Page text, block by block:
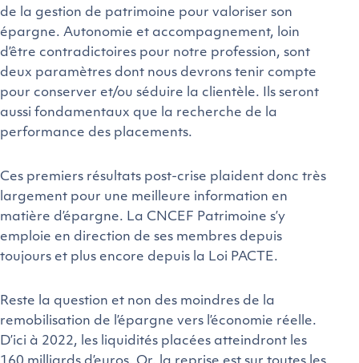
de la gestion de patrimoine pour valoriser son
épargne. Autonomie et accompagnement, loin
d’être contradictoires pour notre profession, sont
deux paramètres dont nous devrons tenir compte
pour conserver et/ou séduire la clientèle. Ils seront
aussi fondamentaux que la recherche de la
performance des placements.
Ces premiers résultats post-crise plaident donc très
largement pour une meilleure information en
matière d’épargne. La CNCEF Patrimoine s’y
emploie en direction de ses membres depuis
toujours et plus encore depuis la Loi PACTE.
Reste la question et non des moindres de la
remobilisation de l’épargne vers l’économie réelle.
D’ici à 2022, les liquidités placées atteindront les